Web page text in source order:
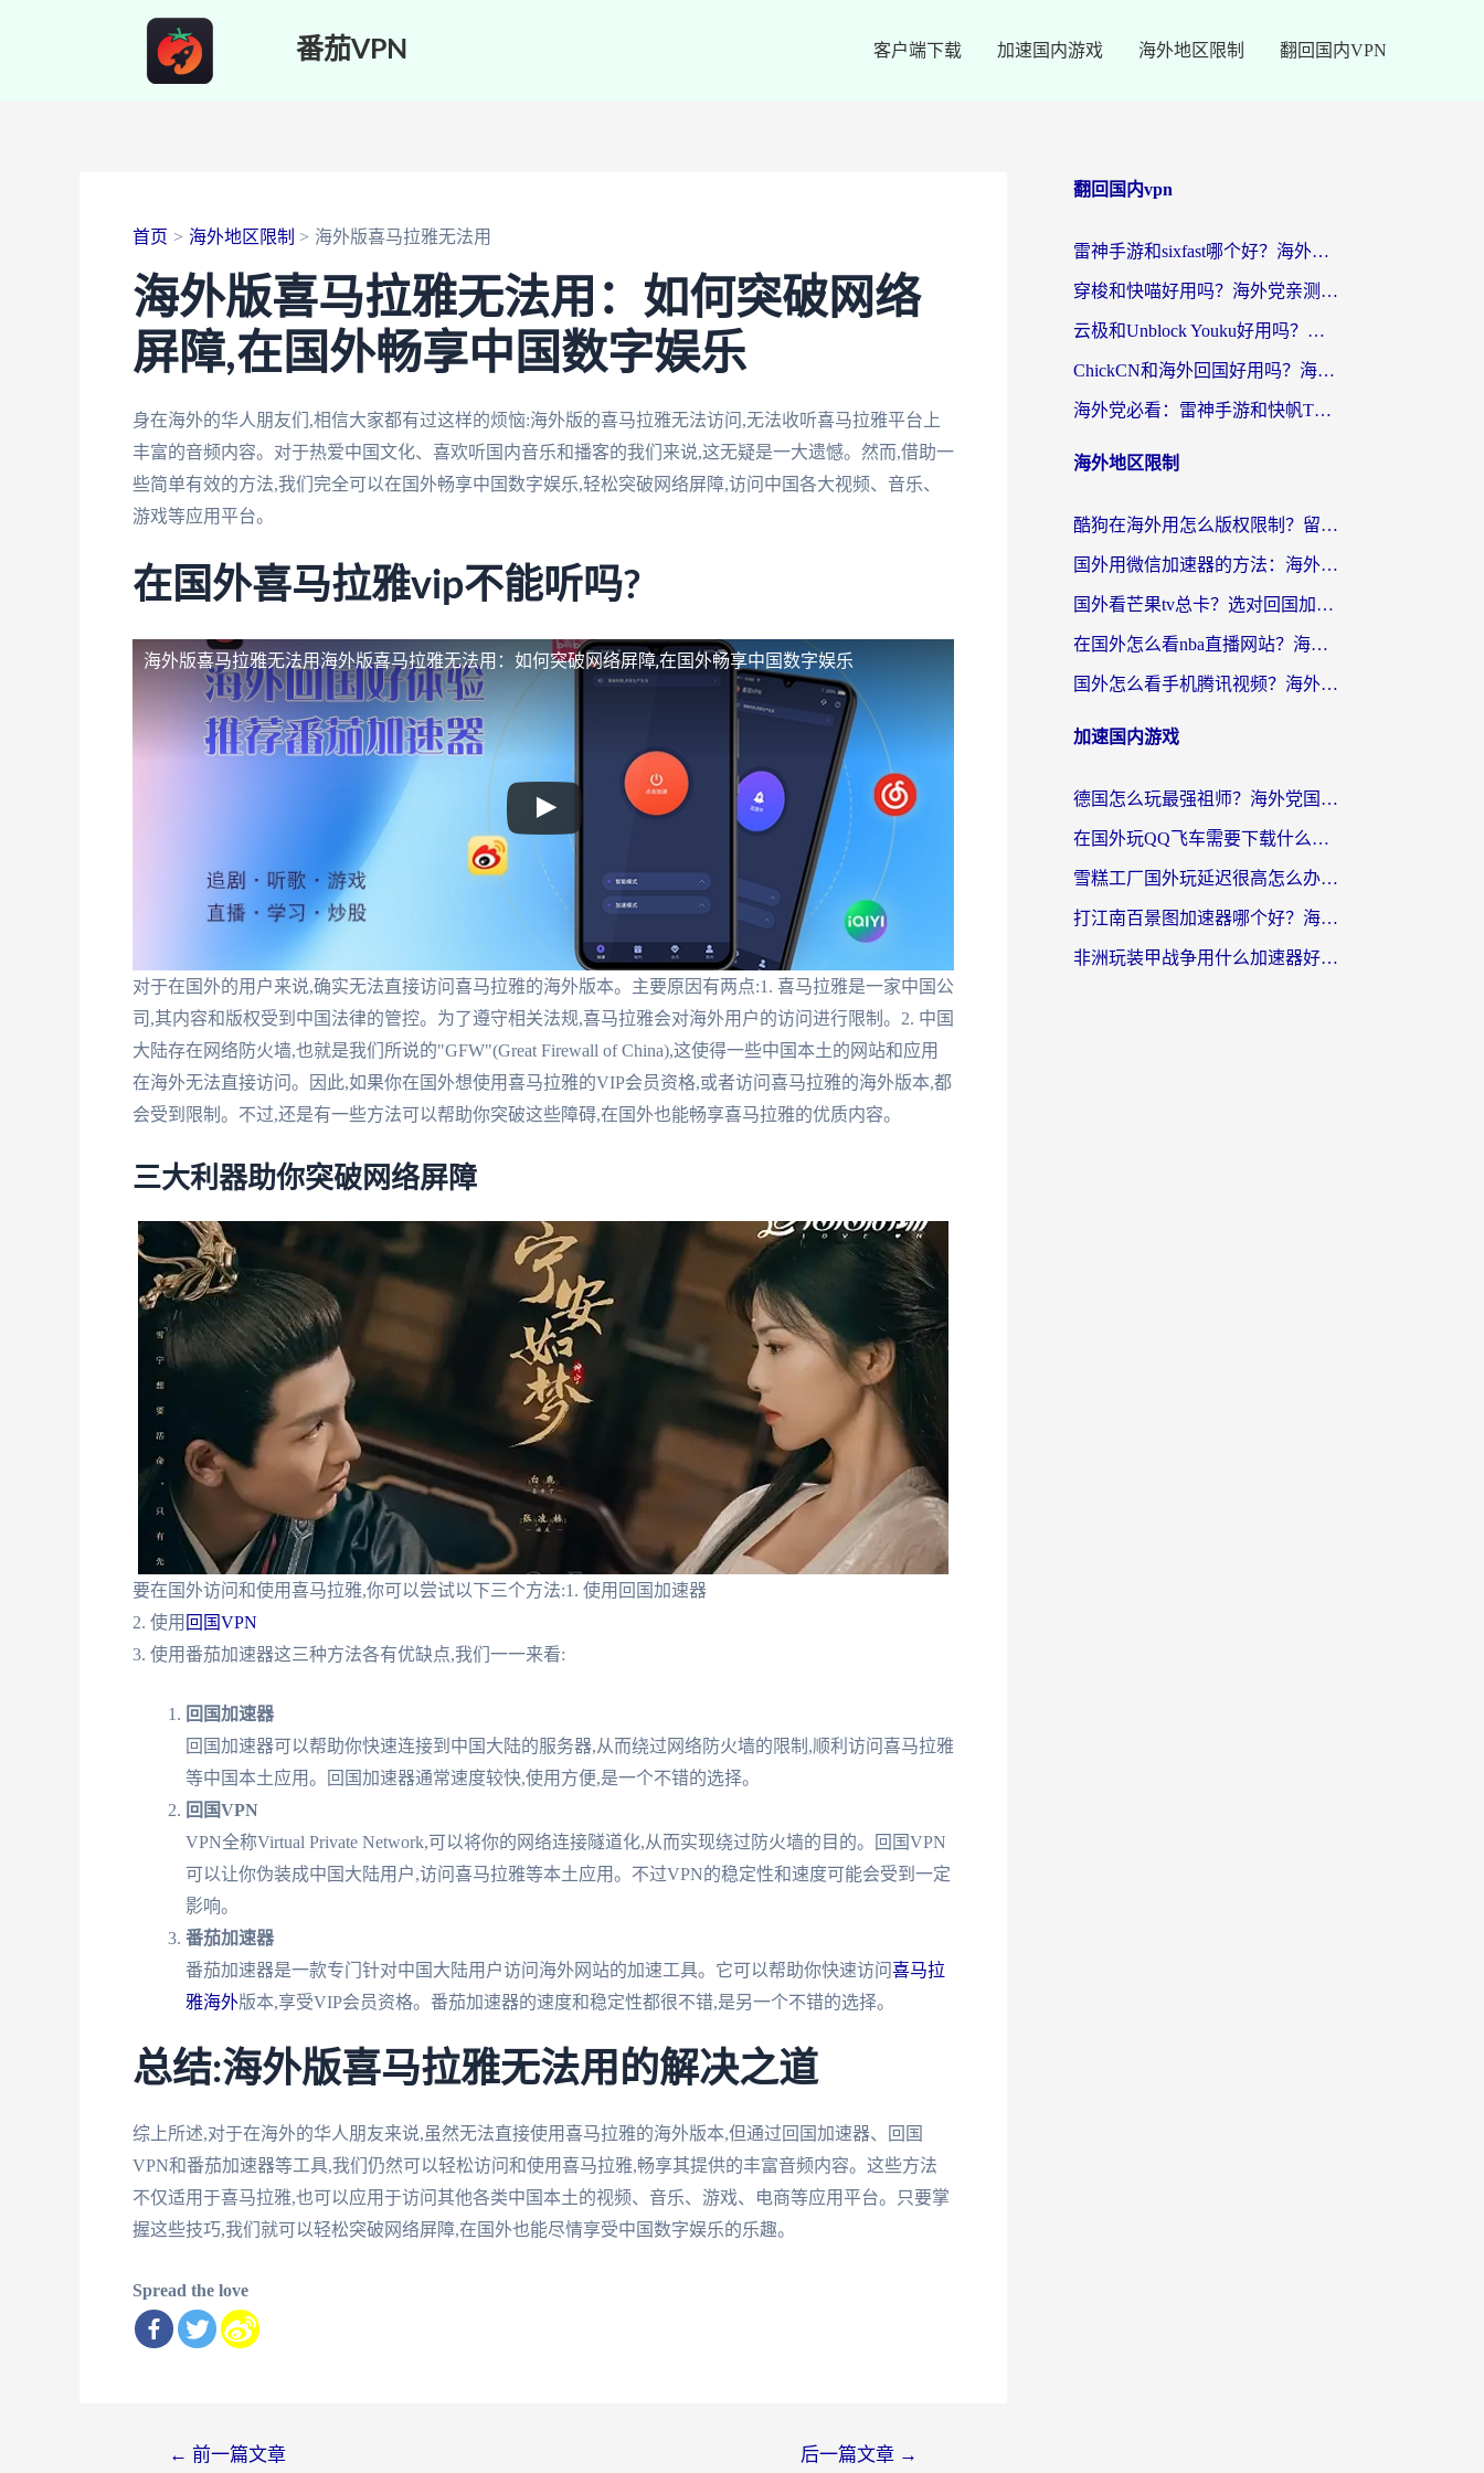
番茄VPN 客户端下载 加速国内游戏 海外地区限制 翻回国内VPN
首页 海外地区限制 海外版喜马拉雅无法用
海外版喜马拉雅无法用：如何突破网络
屏障,在国外畅享中国数字娱乐
身在海外的华人朋友们,相信大家都有过这样的烦恼:海外版的喜马拉雅无法访问,无法收听喜马拉雅平台上
丰富的音频内容。对于热爱中国文化、喜欢听国内音乐和播客的我们来说,这无疑是一大遗憾。然而,借助一
些简单有效的方法,我们完全可以在国外畅享中国数字娱乐,轻松突破网络屏障,访问中国各大视频、音乐、
游戏等应用平台。
在国外喜马拉雅vip不能听吗?
海外版喜马拉雅无法用海外版喜马拉雅无法用：如何突破网络屏障,在国外畅享中国数字娱乐
对于在国外的用户来说,确实无法直接访问喜马拉雅的海外版本。主要原因有两点:1. 喜马拉雅是一家中国公
司,其内容和版权受到中国法律的管控。为了遵守相关法规,喜马拉雅会对海外用户的访问进行限制。2. 中国
大陆存在网络防火墙,也就是我们所说的"GFW"(Great Firewall of China),这使得一些中国本土的网站和应用
在海外无法直接访问。因此,如果你在国外想使用喜马拉雅的VIP会员资格,或者访问喜马拉雅的海外版本,都
会受到限制。不过,还是有一些方法可以帮助你突破这些障碍,在国外也能畅享喜马拉雅的优质内容。
三大利器助你突破网络屏障
要在国外访问和使用喜马拉雅,你可以尝试以下三个方法:1. 使用回国加速器
2. 使用 回国VPN
3. 使用番茄加速器这三种方法各有优缺点,我们一一来看:
回国加速器
回国加速器可以帮助你快速连接到中国大陆的服务器,从而绕过网络防火墙的限制,顺利访问喜马拉雅
等中国本土应用。回国加速器通常速度较快,使用方便,是一个不错的选择。
回国VPN
VPN全称Virtual Private Network,可以将你的网络连接隧道化,从而实现绕过防火墙的目的。回国VPN
可以让你伪装成中国大陆用户,访问喜马拉雅等本土应用。不过VPN的稳定性和速度可能会受到一定
影响。
番茄加速器
番茄加速器是一款专门针对中国大陆用户访问海外网站的加速工具。它可以帮助你快速访问 喜马拉
雅海外版本,享受VIP会员资格。番茄加速器的速度和稳定性都很不错,是另一个不错的选择。
总结:海外版喜马拉雅无法用的解决之道
综上所述,对于在海外的华人朋友来说,虽然无法直接使用喜马拉雅的海外版本,但通过回国加速器、回国
VPN和番茄加速器等工具,我们仍然可以轻松访问和使用喜马拉雅,畅享其提供的丰富音频内容。这些方法
不仅适用于喜马拉雅,也可以应用于访问其他各类中国本土的视频、音乐、游戏、电商等应用平台。只要掌
握这些技巧,我们就可以轻松突破网络屏障,在国外也能尽情享受中国数字娱乐的乐趣。
Spread the love
← 前一篇文章 后一篇文章 →
翻回国内vpn
雷神手游和sixfast哪个好？海外党亲测3款回国加速器，教你选对不踩坑
穿梭和快喵好用吗？海外党亲测：小众加速器对比+番茄加速器深度体验
云极和Unblock Youku好用吗？海外党亲测+2026回国加速器避坑指南
ChickCN和海外回国好用吗？海外党2026亲测：从手游到影音，选对加速器的3个关键
海外党必看：雷神手游和快帆TV版好用吗？3步选对回国加速器不踩坑
海外地区限制
酷狗在海外用怎么版权限制？留学生亲测：3步解决听国内音乐难题
国外用微信加速器的方法：海外党无缝连接国内生活的实用指南
国外看芒果tv总卡？选对回国加速器，轻松追《浪姐》不费劲
在国外怎么看nba直播网站？海外党专属体育观赛指南，告别地区限制！
国外怎么看手机腾讯视频？海外党亲测有效的追剧加速器选择指南
加速国内游戏
德国怎么玩最强祖师？海外党国服游戏加速器选择全攻略（附宝可梦Online实测）
在国外玩QQ飞车需要下载什么加速器呢？海外党亲测有效的国服游戏加速指南
雪糕工厂国外玩延迟很高怎么办？海外玩家国服游戏加速终极攻略（附实测推荐）
打江南百景图加速器哪个好？海外党踩坑N次后，终于找到不卡的秘诀
非洲玩装甲战争用什么加速器好？海外党亲测有效的国服游戏加速方案